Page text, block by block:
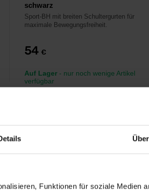
Funktionen für soziale Medien
schwarz
Sport-BH mit breiten Schultergurten für
maximale Bewegungsfreiheit.
54 €
Auf Lager - nur noch wenige Artikel
verfügbar